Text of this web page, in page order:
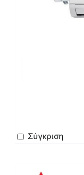
Σύγκριση